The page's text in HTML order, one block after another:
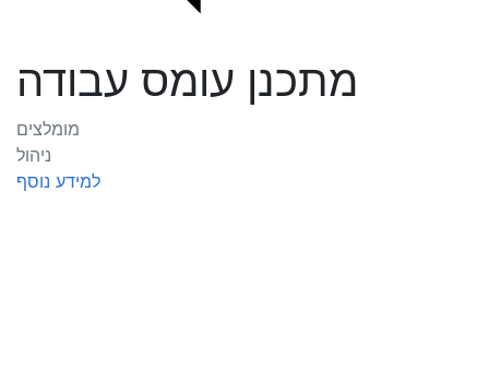
מתכנן עומס עבודה
מומלצים
ניהול
למידע נוסף